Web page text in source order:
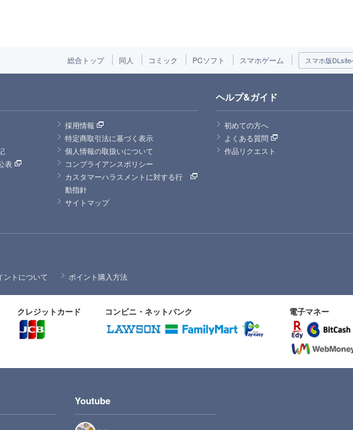
総合トップ 同人 コミック PCソフト スマホゲーム スマホ版DLsite
採用情報
特定商取引法に基づく表示
個人情報の取扱いについて
表
コンプライアンスポリシー
カスタマーハラスメントに対する行
動指針
サイトマップ
ヘルプ&ガイド
初めての方へ
よくある質問
作品リクエスト
ントについて ポイント購入方法
クレジットカード コンビニ・ネットバンク 電子マネー
Youtube